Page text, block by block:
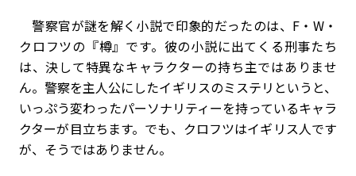
警察官が謎を解く小説で印象的だったのは、F・W・
クロフツの『樽』です。彼の小説に出てくる刑事たち
は、決して特異なキャラクターの持ち主ではありませ
ん。警察を主人公にしたイギリスのミステリというと、
いっぷう変わったパーソナリティーを持っているキャラ
クターが目立ちます。でも、クロフツはイギリス人です
が、そうではありません。